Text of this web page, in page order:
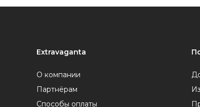
Extravaganta
О компании
Партнёрам
Способы оплаты